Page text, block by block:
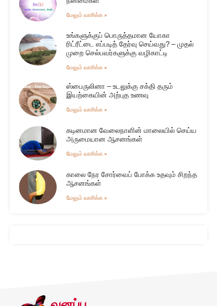
மேலும் வாசிக்க »
உங்களுக்குப் பொருத்தமான யோகா
ரிட்ரீட்டை எப்படித் தேர்வு செய்வது? – முதல்
முறை செல்பவர்களுக்கு வழிகாட்டி
மேலும் வாசிக்க »
ஸ்பைருலினா – உடலுக்கு சக்தி தரும்
இயற்கையின் அற்புத உணவு
மேலும் வாசிக்க »
கடினமான வேலைநாளின் மாலையில் செய்ய
அருமையான ஆசனங்கள்
மேலும் வாசிக்க »
காலை நேர சோர்வைப் போக்க உதவும் சிறந்த
ஆசனங்கள்
மேலும் வாசிக்க »